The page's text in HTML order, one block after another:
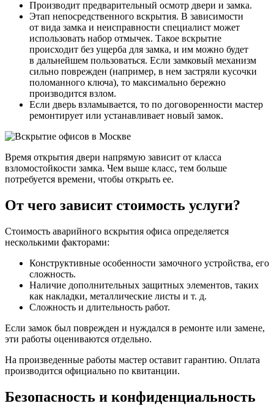
Производит предварительный осмотр двери и замка.
Этап непосредственного вскрытия. В зависимости
от вида замка и неисправности специалист может
использовать набор отмычек. Такое вскрытие
происходит без ущерба для замка, и им можно будет
в дальнейшем пользоваться. Если замковый механизм
сильно поврежден (например, в нем застряли кусочки
поломанного ключа), то максимально бережно
производится взлом.
Если дверь взламывается, то по договоренности мастер
ремонтирует или устанавливает новый замок.
Время открытия двери напрямую зависит от класса
взломостойкости замка. Чем выше класс, тем больше
потребуется времени, чтобы открыть ее.
От чего зависит стоимость услуги?
Стоимость аварийного вскрытия офиса определяется
несколькими факторами:
Конструктивные особенности замочного устройства, его
сложность.
Наличие дополнительных защитных элементов, таких
как накладки, металлические листы и т. д.
Сложность и длительность работ.
Если замок был поврежден и нуждался в ремонте или замене,
эти работы оцениваются отдельно.
На произведенные работы мастер оставит гарантию. Оплата
производится официально по квитанции.
Безопасность и конфиденциальность